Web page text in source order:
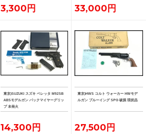
3,300円 33,000円
東京)SUZUKI スズキ ベレッタ M92SB
ABSモデルガン パックマイヤーグリッ
プ 未発火
14,300円
東京)HWS コルト ウォーカー HWモデ
ルガン ブルーイング SPG 破損 現状品
27,500円